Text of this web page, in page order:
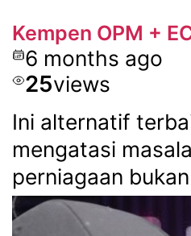
Kempen OPM +
6 months ago
25views
Ini alternatif
mengatasi
perniagaan